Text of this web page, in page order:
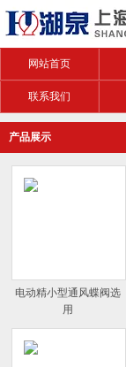
网站首页
联系我们
产品展示
电动精小型通风蝶阀选
用